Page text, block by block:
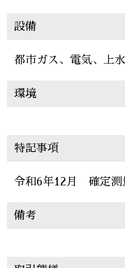
設備
都市ガス、電気、上
環境
特記事項
令和6年12月 確定測
備考